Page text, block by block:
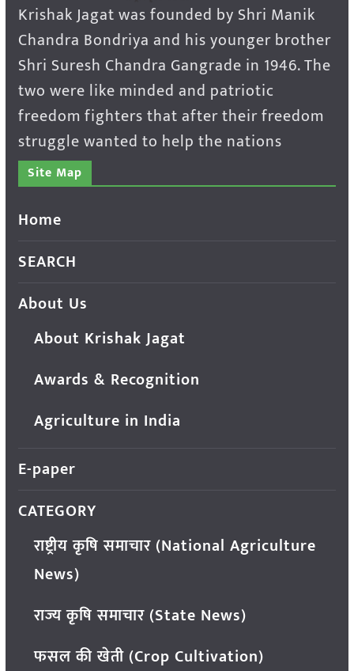
Krishak Jagat was founded by Shri Manik
Chandra Bondriya and his younger brother
Shri Suresh Chandra Gangrade in 1946. The
two were like minded and patriotic
freedom fighters that after their freedom
struggle wanted to help the nations
Site Map
Home
SEARCH
About Us
About Krishak Jagat
Awards & Recognition
Agriculture in India
E-paper
CATEGORY
राष्ट्रीय कृषि समाचार (National Agriculture
News)
राज्य कृषि समाचार (State News)
फसल की खेती (Crop Cultivation)